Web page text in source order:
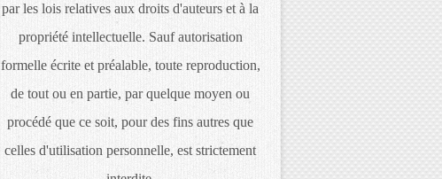
par les lois relatives aux droits d'auteurs et à la
propriété intellectuelle. Sauf autorisation
formelle écrite et préalable, toute reproduction,
de tout ou en partie, par quelque moyen ou
procédé que ce soit, pour des fins autres que
celles d'utilisation personnelle, est strictement